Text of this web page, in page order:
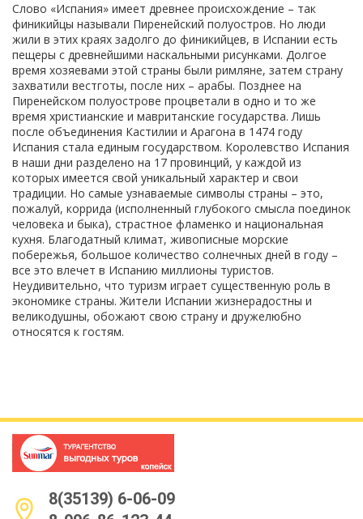
Слово «Испания» имеет древнее происхождение – так
финикийцы называли Пиренейский полуостров. Но люди
жили в этих краях задолго до финикийцев, в Испании есть
пещеры с древнейшими наскальными рисунками. Долгое
время хозяевами этой страны были римляне, затем страну
захватили вестготы, после них – арабы. Позднее на
Пиренейском полуострове процветали в одно и то же
время христианские и мавританские государства. Лишь
после объединения Кастилии и Арагона в 1474 году
Испания стала единым государством. Королевство Испания
в наши дни разделено на 17 провинций, у каждой из
которых имеется свой уникальный характер и свои
традиции. Но самые узнаваемые символы страны – это,
пожалуй, коррида (исполненный глубокого смысла поединок
человека и быка), страстное фламенко и национальная
кухня. Благодатный климат, живописные морские
побережья, большое количество солнечных дней в году –
все это влечет в Испанию миллионы туристов.
Неудивительно, что туризм играет существенную роль в
экономике страны. Жители Испании жизнерадостны и
великодушны, обожают свою страну и дружелюбно
относятся к гостям.
8(35139) 6-06-09